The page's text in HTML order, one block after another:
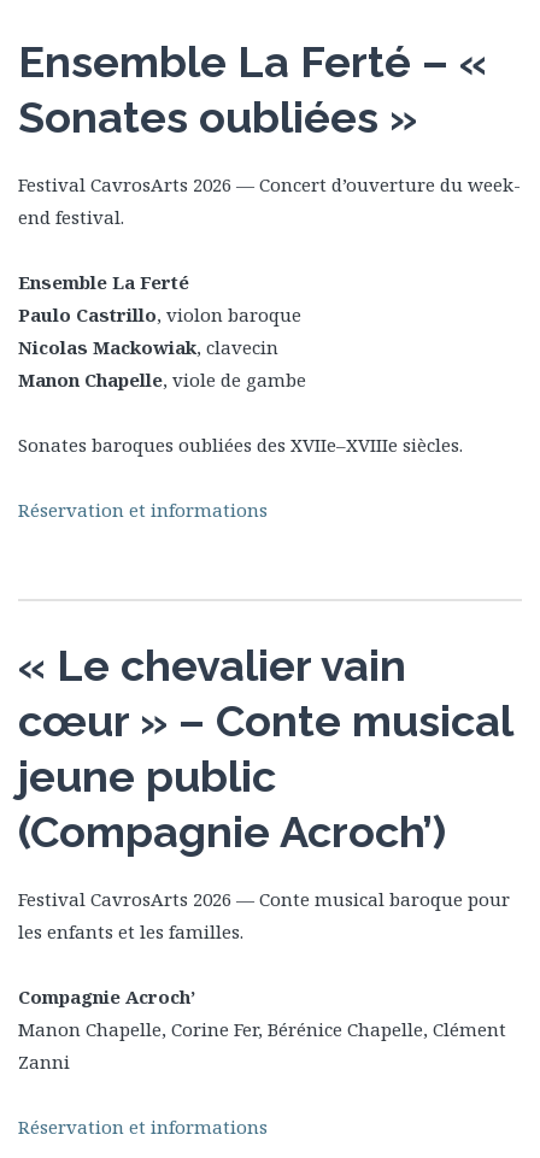
Ensemble La Ferté – «
Sonates oubliées »
Festival CavrosArts 2026 — Concert d’ouverture du week-
end festival.
Ensemble La Ferté
Paulo Castrillo, violon baroque
Nicolas Mackowiak, clavecin
Manon Chapelle, viole de gambe
Sonates baroques oubliées des XVIIe–XVIIIe siècles.
Réservation et informations
« Le chevalier vain
cœur » – Conte musical
jeune public
(Compagnie Acroch’)
Festival CavrosArts 2026 — Conte musical baroque pour
les enfants et les familles.
Compagnie Acroch’
Manon Chapelle, Corine Fer, Bérénice Chapelle, Clément
Zanni
Réservation et informations